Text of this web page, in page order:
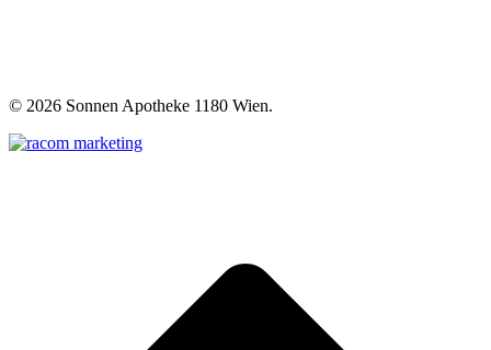
© 2026 Sonnen Apotheke 1180 Wien.